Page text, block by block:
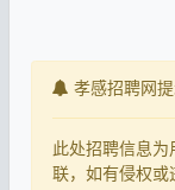
孝感招聘网提
此处招聘信息
联，如有侵权